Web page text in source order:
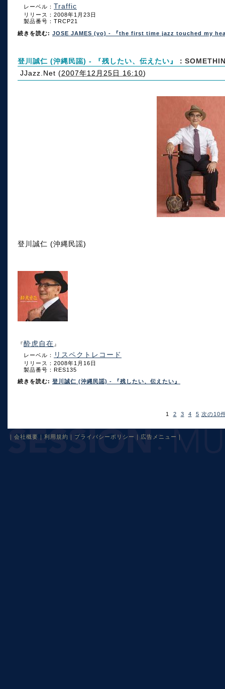
レーベル： Traffic
リリース：2008年1月23日
製品番号：TRCP21
続きを読む: JOSE JAMES (vo) - 『the first time jazz touched my
登川誠仁 (沖縄民謡) - 『残したい、伝えたい』
：
JJazz.Net (2007年12月25日 16:10)
登川誠仁 (沖縄民謡)
『酔虎自在 』
レーベル：
リスペクトレコード
リリース：2008年1月16日
製品番号：RES135
続きを読む: 登川誠仁 (沖縄民謡) - 『残したい、伝えたい』
1 2 3 4 5 次の10
会社概要 利用規約 プライバシーポリシー 広告メニュー